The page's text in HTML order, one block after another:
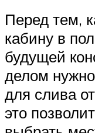
Перед тем,
кабину в
будущей
делом
для слива
это